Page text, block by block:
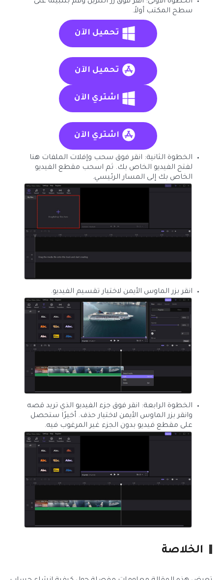
سطح المكتب أولاً.
تحميل الآن
تحميل الآن
اشتري الآن
اشتري الآن
الخطوة الثانية: انقر فوق سحب وإفلات الملفات هنا
لفتح الفيديو الخاص بك. ثم اسحب مقطع الفيديو
الخاص بك إلى المسار الرئيسي.
انقر بزر الماوس الأيمن لاختيار تقسيم الفيديو.
الخطوة الرابعة: انقر فوق جزء الفيديو الذي تريد قصه
وانقر بزر الماوس الأيمن لاختيار حذف. أخيرًا ستحصل
على مقطع فيديو بدون الجزء غير المرغوب فيه.
الخلاصة